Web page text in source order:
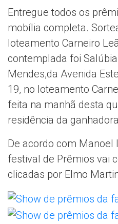
Entregue todos os
mobília completa.
loteamento Carneiro
contemplada foi
Mendes,da Avenida
19, no loteamento
feita na manhã desta
residência da
De acordo com Manoel
festival de Prêmios vai
clicadas por Elmo